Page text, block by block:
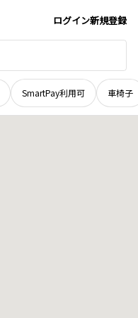
ログイン新規登録
SmartPay利用可 車椅子